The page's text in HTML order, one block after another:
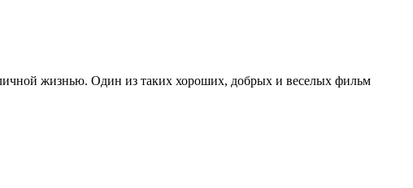
жизнью. Один из таких хороших, добрых и веселых фильм